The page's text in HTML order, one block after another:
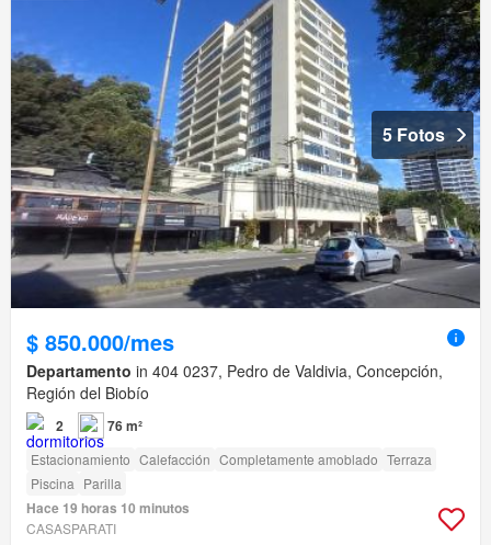
5 Fotos
$ 850.000/mes
Departamento in 404 0237, Pedro de Valdivia, Concepción,
Región del Biobío
2 76 m²
Estacionamiento Calefacción Completamente amoblado Terraza
Piscina Parilla
Hace 19 horas 10 minutos
CASASPARATI